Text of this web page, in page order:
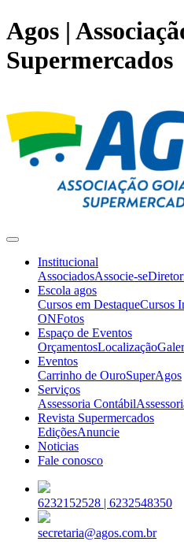
Agos |
Supermercados
Institucional
AssociadosAssocie-se
Escola agos
Cursos em DestaqueCursos
ONFotos
Espaço de Eventos
OrçamentosLocalização
Eventos
Carrinho de OuroSuperAgos
Serviços
Assessoria Contábil
Revista Supermercados
EdiçõesAnuncie
Noticias
Fale conosco
6232152528 | 6232548350
secretaria@agos.com.br